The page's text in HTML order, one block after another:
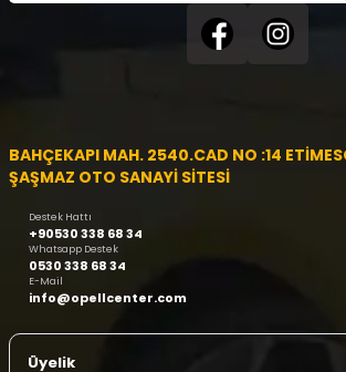
BAHÇEKAPI MAH. 2540.CAD NO :14
ŞAŞMAZ OTO SANAYİ SİTESİ
Destek Hattı
+90530 338 68 34
Whatsapp Destek
0530 338 68 34
E-Mail
info@opellcenter.com
Üyelik